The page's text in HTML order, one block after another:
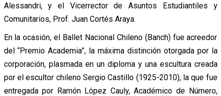
Alessandri, y el Vicerrector de Asuntos Estudiantiles y
Comunitarios, Prof. Juan Cortés Araya.
En la ocasión, el Ballet Nacional Chileno (Banch) fue acreedor
del “Premio Academia”, la máxima distinción otorgada por la
corporación, plasmada en un diploma y una escultura creada
por el escultor chileno Sergio Castillo (1925-2010), la que fue
entregada por Ramón López Cauly, Académico de Número,